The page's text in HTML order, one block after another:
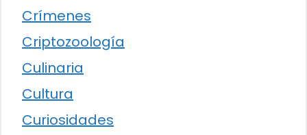
Crímenes
Criptozoología
Culinaria
Cultura
Curiosidades